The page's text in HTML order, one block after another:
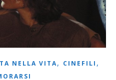
NELLA VITA, CINEFILI ,